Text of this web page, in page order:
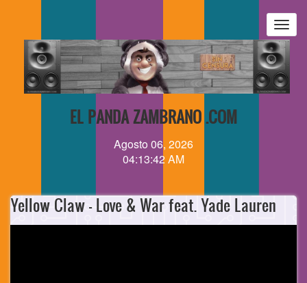
contenido
principal
EL PANDA ZAMBRANO .COM
Agosto 06, 2026
04:13:42 AM
Yellow Claw - Love & War feat. Yade Lauren